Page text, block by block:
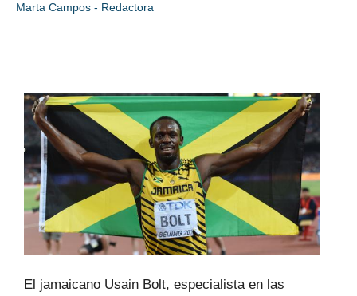
Marta Campos - Redactora
El jamaicano Usain Bolt, especialista en las